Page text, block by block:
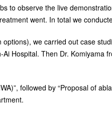
to observe the live
went. In total we
we carried out case
Hospital. Then Dr. Komiyama
followed by “Proposal of